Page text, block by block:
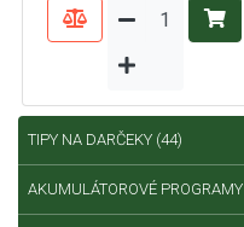
TIPY NA DARČEKY (44)
AKUMULÁTOROVÉ PROGRAMY